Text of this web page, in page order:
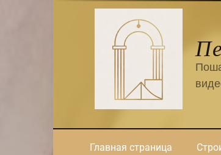
Главная страница